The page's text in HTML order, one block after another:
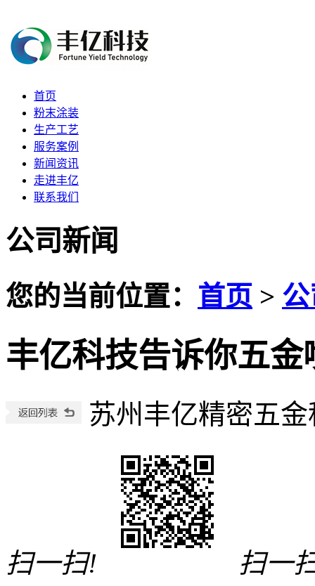
首页
粉末涂装
生产工艺
服务案例
新闻资讯
走进丰亿
联系我们
公司新闻
您的当前位置： 首页 >
丰亿科技告诉你五
苏州丰亿精密五
扫一扫!
扫一